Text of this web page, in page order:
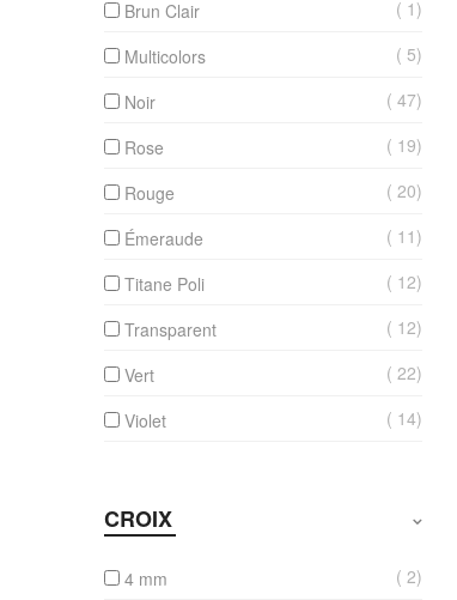
Brun Clair
1
Multicolors
5
Noir
47
Rose
19
Rouge
20
Émeraude
11
Titane Poli
12
Transparent
12
Vert
22
Violet
14
CROIX
4 mm
2